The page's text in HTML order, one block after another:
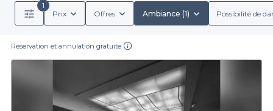
1
Prix
Offres Ambiance (1) Possibilité de
Réservation et annulation gratuite